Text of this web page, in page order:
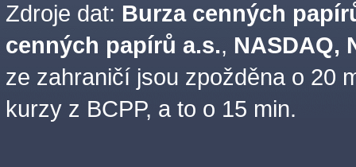
Zdroje dat: Burza cenných
cenných papírů a.s., NASDAQ,
ze zahraničí jsou zpožděna o 20
kurzy z BCPP, a to o 15 min.